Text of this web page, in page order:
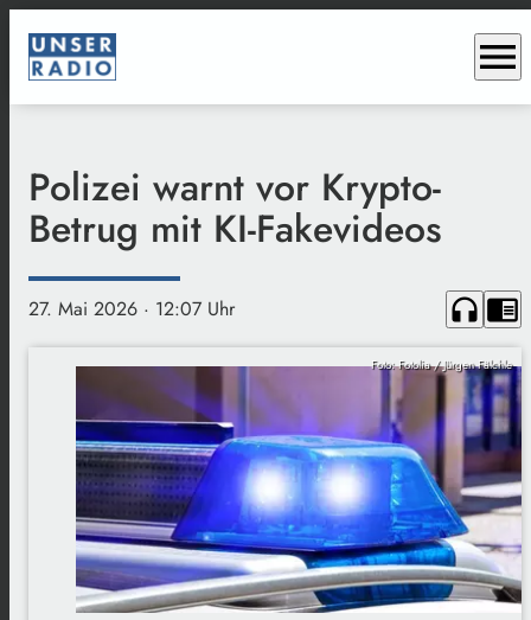
menu
Polizei warnt vor Krypto-
Betrug mit KI-Fakevideos
27. Mai 2026 · 12:07 Uhr headphones chrome_reader_mode
Foto: Fotolia / Jürgen Fälchle